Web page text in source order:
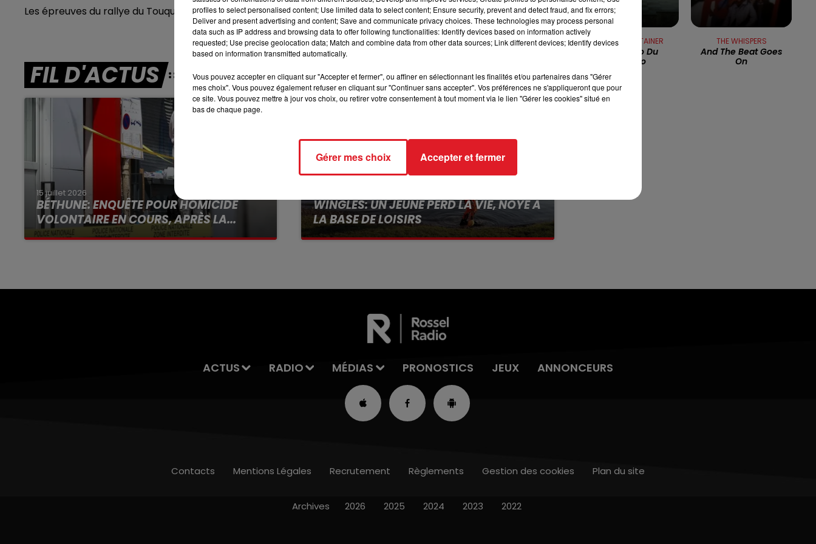
7h00 - 10h00
DEBOUT C'EST L'HEURE
12h00 - 13h00
RDL & VOUS
13h00 - 16h00
LES APRÈS-MIDI QUI CHANTENT
Les épreuves du rallye du Touquet commenceront demain, vendredi.
FIL D'ACTUS
15 juillet 2026
BÉTHUNE: ENQUÊTE POUR HOMICIDE
VOLONTAIRE EN COURS, APRÈS LA...
Selon les premiers éléments, le logement
WINGLES: UN JEUNE PERD LA VIE, NOYÉ À
LA BASE DE LOISIRS
La victime a coulé à pic
RICHARD GOTAINER
Le Mambo Du
Decalco
THE WHISPERS
And The Beat Goes
On
ACTUS RADIO MÉDIAS PRONOSTICS JEUX ANNONCEURS
Contacts Mentions Légales Recrutement Règlements Gestion des cookies Plan du site
Archives 2026 2025 2024 2023 2022
profiles to select personalised content; Use limited data to select content; Ensure security, prevent and detect fraud, and fix errors;
Deliver and present advertising and content; Save and communicate privacy choices. These technologies may process personal
data such as IP address and browsing data to offer following functionalities: Identify devices based on information actively
requested; Use precise geolocation data; Match and combine data from other data sources; Link different devices; Identify devices
based on information transmitted automatically.
Vous pouvez accepter en cliquant sur "Accepter et fermer", ou affiner en sélectionnant les finalités et/ou partenaires dans "Gérer
mes choix". Vous pouvez également refuser en cliquant sur "Continuer sans accepter". Vos préférences ne s'appliqueront que pour
ce site. Vous pouvez mettre à jour vos choix, ou retirer votre consentement à tout moment via le lien "Gérer les cookies" situé en
bas de chaque page.
Gérer mes choix Accepter et fermer